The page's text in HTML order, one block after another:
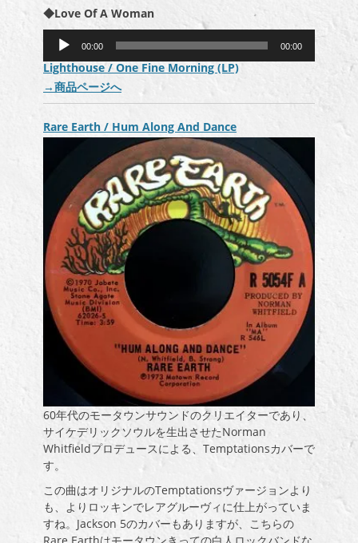
レ
ー
ー
◆Love Of A Woman
プ
レ
ー
ヤ
ー
00:00 00:00
Lighthouse / One Fine Morning (LP)
→商品ページへ
Rare Earth / Hum Along And Dance
60年代のモータウンサウンドのクリエイターであり、
サイケデリックソウルを生出させたNorman
Whitfieldプロデュースによる、Temptationsカバーで
す。
この曲はオリジナルのTemptationsヴァージョンより
も、よりロッキンでレアグルーヴィに仕上がっていま
すね。Jackson 5のカバーもありますが、こちらの